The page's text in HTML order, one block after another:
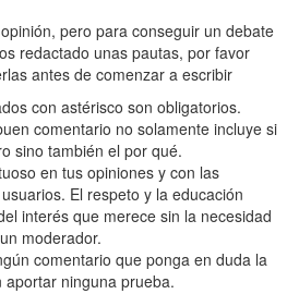
pero para conseguir un debate
redactado unas pautas, por favor
antes de comenzar a escribir
con astérisco son obligatorios.
comentario no solamente incluye si
sino también el por qué.
en tus opiniones y con las
El respeto y la educación
interés que merece sin la necesidad
moderador.
comentario que ponga en duda la
ninguna prueba.